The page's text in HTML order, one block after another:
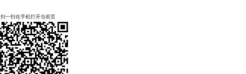
扫一扫在手机打开当前页